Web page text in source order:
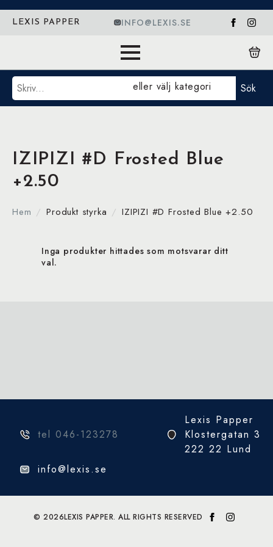
LEXIS PAPPER INFO@LEXIS.SE
Sök eller välj kategori Sök
IZIPIZI #D Frosted Blue
+2.50
Hem Produkt styrka IZIPIZI #D Frosted Blue +2.50
Inga produkter hittades som motsvarar ditt
val.
tel 046-123278
Lexis Papper
Klostergatan 3
222 22 Lund
info@lexis.se
© 2026LEXIS PAPPER. ALL RIGHTS RESERVED